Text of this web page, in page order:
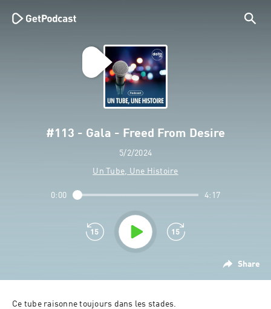
#113 - Gala - Freed From Desire
5/2/2024
Un Tube, Une Histoire
Share
0:00 4:17
Ce tube raisonne toujours dans les stades.